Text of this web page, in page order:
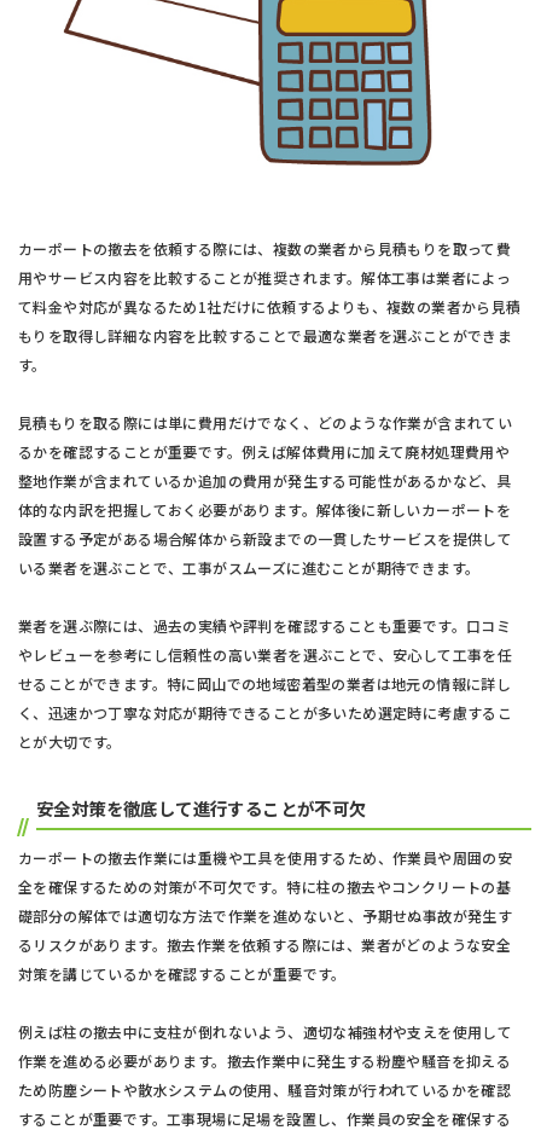
カーポートの撤去を依頼する際には、複数の業者から見積もりを取って費
用やサービス内容を比較することが推奨されます。解体工事は業者によっ
て料金や対応が異なるため1社だけに依頼するよりも、複数の業者から見積
もりを取得し詳細な内容を比較することで最適な業者を選ぶことができま
す。
見積もりを取る際には単に費用だけでなく、どのような作業が含まれてい
るかを確認することが重要です。例えば解体費用に加えて廃材処理費用や
整地作業が含まれているか追加の費用が発生する可能性があるかなど、具
体的な内訳を把握しておく必要があります。解体後に新しいカーポートを
設置する予定がある場合解体から新設までの一貫したサービスを提供して
いる業者を選ぶことで、工事がスムーズに進むことが期待できます。
業者を選ぶ際には、過去の実績や評判を確認することも重要です。口コミ
やレビューを参考にし信頼性の高い業者を選ぶことで、安心して工事を任
せることができます。特に岡山での地域密着型の業者は地元の情報に詳し
く、迅速かつ丁寧な対応が期待できることが多いため選定時に考慮するこ
とが大切です。
安全対策を徹底して進行することが不可欠
カーポートの撤去作業には重機や工具を使用するため、作業員や周囲の安
全を確保するための対策が不可欠です。特に柱の撤去やコンクリートの基
礎部分の解体では適切な方法で作業を進めないと、予期せぬ事故が発生す
るリスクがあります。撤去作業を依頼する際には、業者がどのような安全
対策を講じているかを確認することが重要です。
例えば柱の撤去中に支柱が倒れないよう、適切な補強材や支えを使用して
作業を進める必要があります。撤去作業中に発生する粉塵や騒音を抑える
ため防塵シートや散水システムの使用、騒音対策が行われているかを確認
することが重要です。工事現場に足場を設置し、作業員の安全を確保する